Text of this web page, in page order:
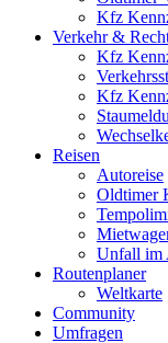
Kfz
Verkehr &
Kfz
Kfz
Reisen
Autoreise
Oldtimer
Unfall im
Routenplaner
Weltkarte
Community
Umfragen